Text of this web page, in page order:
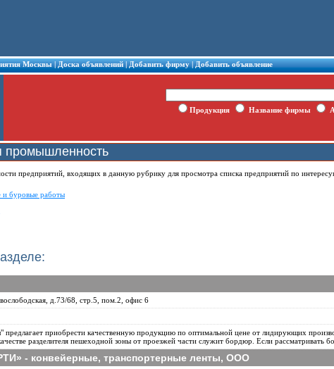
Москвы|Доска объявлений|Добавить фирму|Добавить объявление
Продукция Название фирмы
предприятий, входящих в данную рубрику для просмотра списка предприятий по
и буровые работы
д.73/68, стр.5, пом.2, офис 6
предлагает приобрести качественную продукцию по оптимальной цене от лидирующих
разделителя пешеходной зоны от проезжей части служит бордюр. Если рассматривать
- конвейерные, транспортерные ленты, ООО